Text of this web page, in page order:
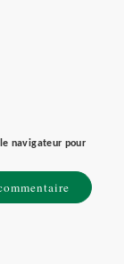
navigateur pour